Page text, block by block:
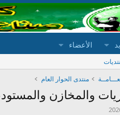
الأعضاء
منتدى الحوار العام
والمخازن